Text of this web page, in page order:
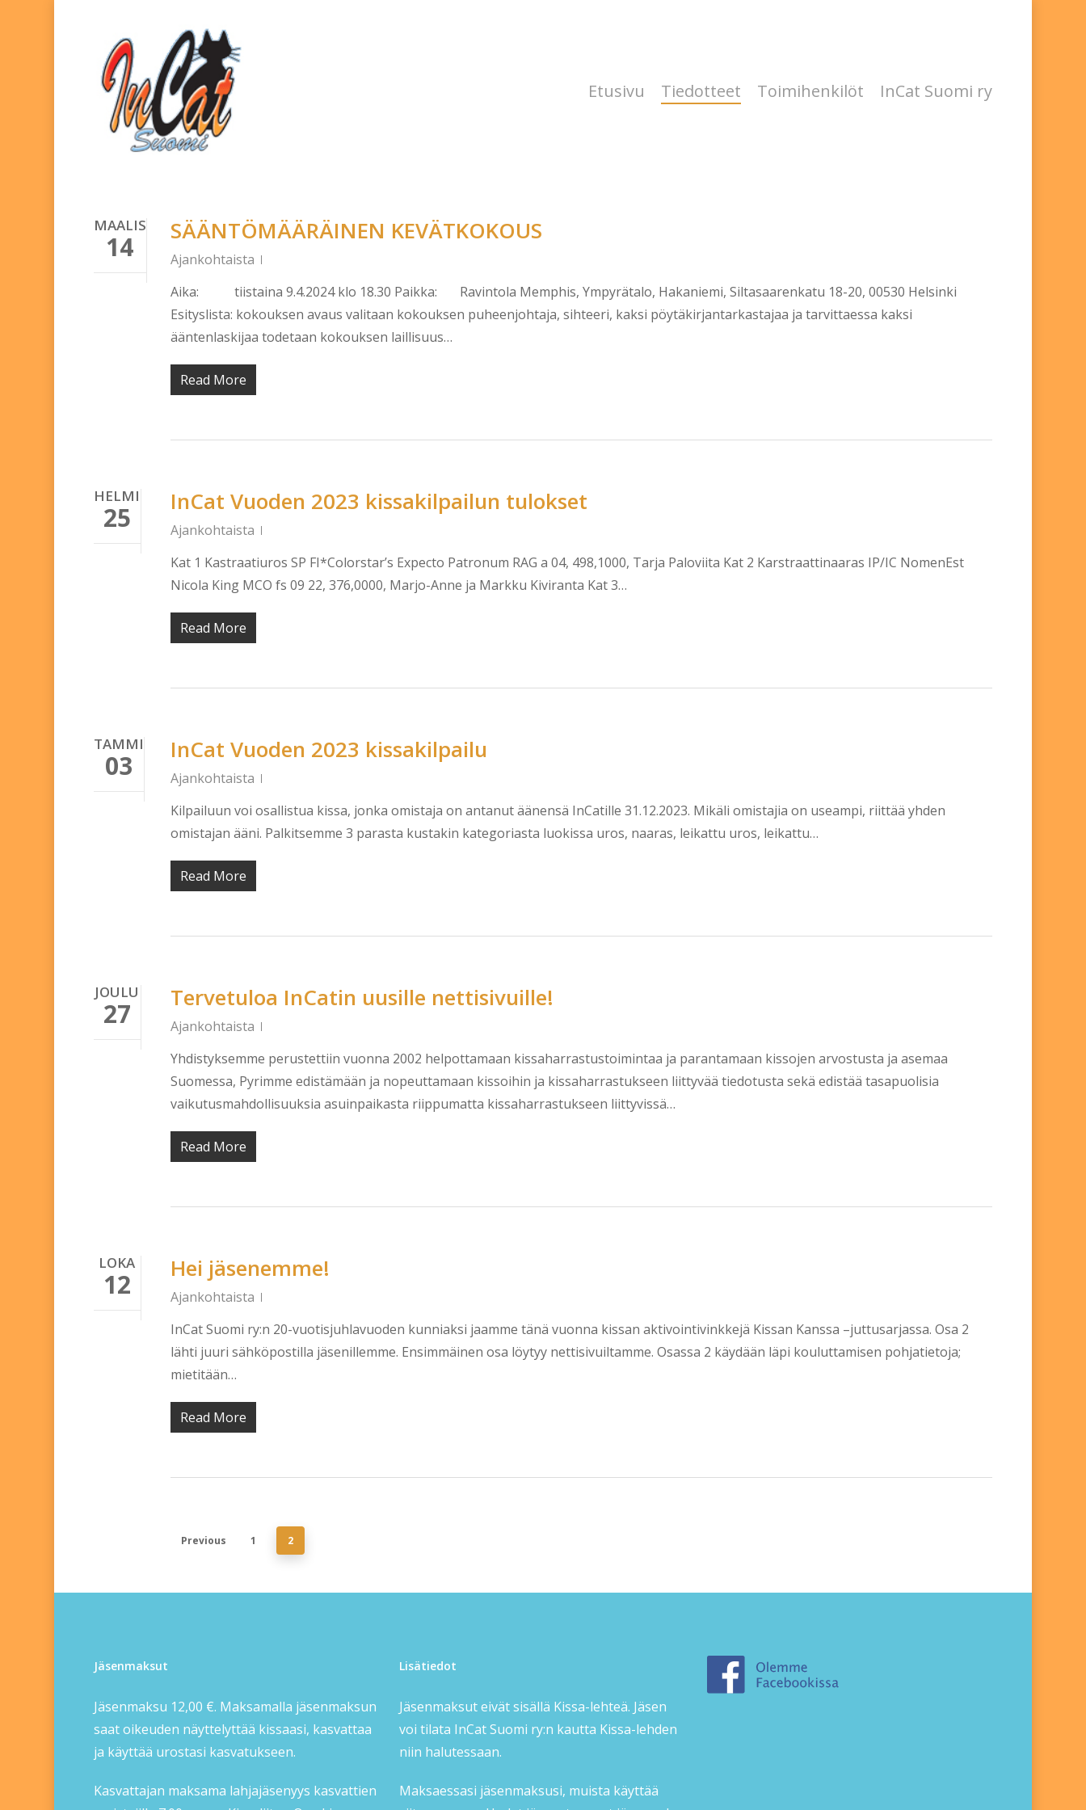
Etusivu Tiedotteet Toimihenkilöt InCat Suomi ry
MAALIS
14 SÄÄNTÖMÄÄRÄINEN KEVÄTKOKOUS
Ajankohtaista
Aika: tiistaina 9.4.2024 klo 18.30 Paikka: Ravintola Memphis, Ympyrätalo, Hakaniemi, Siltasaarenkatu 18-20, 00530 Helsinki
Esityslista: kokouksen avaus valitaan kokouksen puheenjohtaja, sihteeri, kaksi pöytäkirjantarkastajaa ja tarvittaessa kaksi
ääntenlaskijaa todetaan kokouksen laillisuus…
Read More
HELMI
25 InCat Vuoden 2023 kissakilpailun tulokset
Ajankohtaista
Kat 1 Kastraatiuros SP FI*Colorstar’s Expecto Patronum RAG a 04, 498,1000, Tarja Paloviita Kat 2 Karstraattinaaras IP/IC NomenEst
Nicola King MCO fs 09 22, 376,0000, Marjo-Anne ja Markku Kiviranta Kat 3…
Read More
TAMMI
03 InCat Vuoden 2023 kissakilpailu
Ajankohtaista
Kilpailuun voi osallistua kissa, jonka omistaja on antanut äänensä InCatille 31.12.2023. Mikäli omistajia on useampi, riittää yhden
omistajan ääni. Palkitsemme 3 parasta kustakin kategoriasta luokissa uros, naaras, leikattu uros, leikattu…
Read More
JOULU
27 Tervetuloa InCatin uusille nettisivuille!
Ajankohtaista
Yhdistyksemme perustettiin vuonna 2002 helpottamaan kissaharrastustoimintaa ja parantamaan kissojen arvostusta ja asemaa
Suomessa, Pyrimme edistämään ja nopeuttamaan kissoihin ja kissaharrastukseen liittyvää tiedotusta sekä edistää tasapuolisia
vaikutusmahdollisuuksia asuinpaikasta riippumatta kissaharrastukseen liittyvissä…
Read More
LOKA
12 Hei jäsenemme!
Ajankohtaista
InCat Suomi ry:n 20-vuotisjuhlavuoden kunniaksi jaamme tänä vuonna kissan aktivointivinkkejä Kissan Kanssa –juttusarjassa. Osa 2
lähti juuri sähköpostilla jäsenillemme. Ensimmäinen osa löytyy nettisivuiltamme. Osassa 2 käydään läpi kouluttamisen pohjatietoja;
mietitään…
Read More
Previous 1 2
Jäsenmaksut
Jäsenmaksu 12,00 €. Maksamalla jäsenmaksun
saat oikeuden näyttelyttää kissaasi, kasvattaa
ja käyttää urostasi kasvatukseen.
Kasvattajan maksama lahjajäsenyys kasvattien
Lisätiedot
Jäsenmaksut eivät sisällä Kissa-lehteä. Jäsen
voi tilata InCat Suomi ry:n kautta Kissa-lehden
niin halutessaan.
Maksaessasi jäsenmaksusi, muista käyttää